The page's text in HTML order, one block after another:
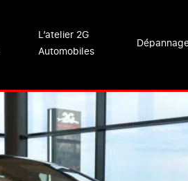
L’atelier 2G
Automobiles